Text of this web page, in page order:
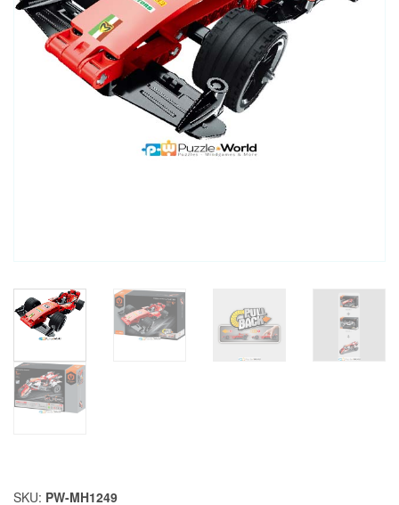
SKU: PW-MH1249